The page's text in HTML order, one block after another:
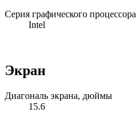
Серия графического процессора
Intel
Экран
Диагональ экрана, дюймы
15.6